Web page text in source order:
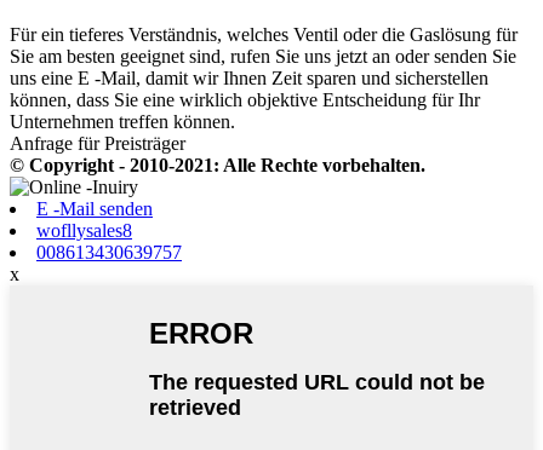
Für ein tieferes Verständnis, welches Ventil oder die Gaslösung für
Sie am besten geeignet sind, rufen Sie uns jetzt an oder senden Sie
uns eine E -Mail, damit wir Ihnen Zeit sparen und sicherstellen
können, dass Sie eine wirklich objektive Entscheidung für Ihr
Unternehmen treffen können.
Anfrage für Preisträger
© Copyright - 2010-2021: Alle Rechte vorbehalten.
E -Mail senden
wofllysales8
008613430639757
x